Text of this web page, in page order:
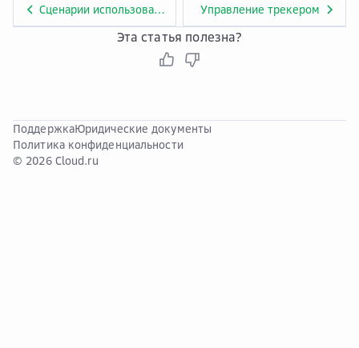
Сценарии использования Управление трекером
Эта статья полезна?
ПоддержкаЮридические документы
Политика конфиденциальности
© 2026 Cloud.ru